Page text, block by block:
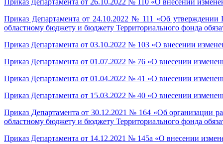
Приказ Департамента от 24.10.2022 № 111 «Об утверждении
областному бюджету и бюджету Территориального фонда
Приказ Департамента от 03.10.2022 № 103 «О внесении
Приказ Департамента от 01.07.2022 № 76 «О внесении
Приказ Департамента от 01.04.2022 № 41 «О внесении
Приказ Департамента от 15.03.2022 № 40 «О внесении
Приказ Департамента от 30.12.2021 № 164 «Об организации
областному бюджету и бюджету Территориального фонда
Приказ Департамента от 14.12.2021 № 145а «О внесении